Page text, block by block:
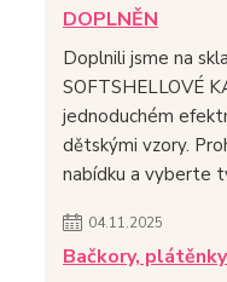
DOPLNĚN
Doplnili jsme na
SOFTSHELLOVÉ
jednoduchém
dětskými vzory.
nabídku a vyberte
04.11.2025
Bačkory,